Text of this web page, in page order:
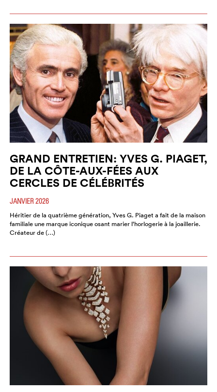
GRAND ENTRETIEN: YVES G. PIAGET,
DE LA CÔTE-AUX-FÉES AUX
CERCLES DE CÉLÉBRITÉS
JANVIER 2026
Héritier de la quatrième génération, Yves G. Piaget a fait de la maison
familiale une marque iconique osant marier l’horlogerie à la joaillerie.
Créateur de (…)